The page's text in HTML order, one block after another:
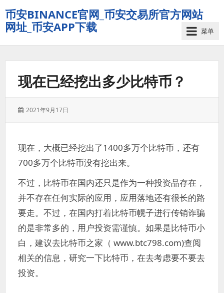
币安BINANCE官网_币安交易所官方网站
网址_币安APP下载
菜单
现在已经挖出多少比特币？
发
2021年9月17日
现在，大概已经挖出了1400多万个比特币，还有
700多万个比特币没有挖出来。
不过，比特币在国内还只是作为一种投资品存在，
并不存在任何实际的应用，应用落地还有很长的路
要走。不过，在国内打着比特币幌子进行传销诈骗
的是非常多的，用户投资需谨慎。如果是比特币小
白，建议去比特币之家（ www.btc798.com)查阅
相关的信息，研究一下比特币，在去考虑要不要去
投资。